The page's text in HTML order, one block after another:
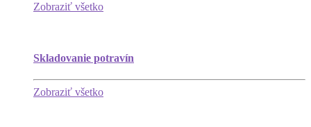
Zobraziť všetko
Skladovanie potravín
Zobraziť všetko